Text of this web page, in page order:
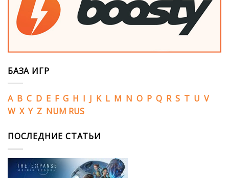
БАЗА ИГР
A B C D E F G H I J K L M N O P Q R S T U V
W X Y Z NUM RUS
ПОСЛЕДНИЕ СТАТЬИ